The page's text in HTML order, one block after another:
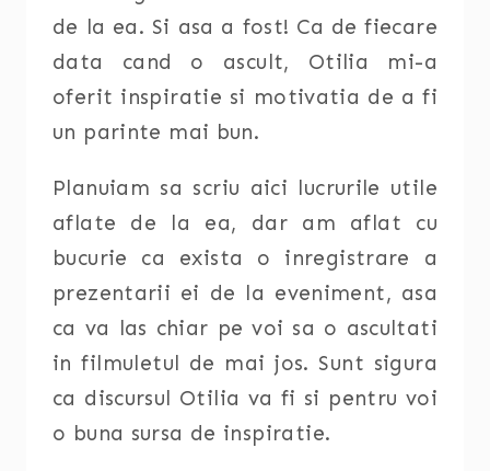
de la ea. Si asa a fost! Ca de fiecare
data cand o ascult, Otilia mi-a
oferit inspiratie si motivatia de a fi
un parinte mai bun.
Planuiam sa scriu aici lucrurile utile
aflate de la ea, dar am aflat cu
bucurie ca exista o inregistrare a
prezentarii ei de la eveniment, asa
ca va las chiar pe voi sa o ascultati
in filmuletul de mai jos. Sunt sigura
ca discursul Otilia va fi si pentru voi
o buna sursa de inspiratie.